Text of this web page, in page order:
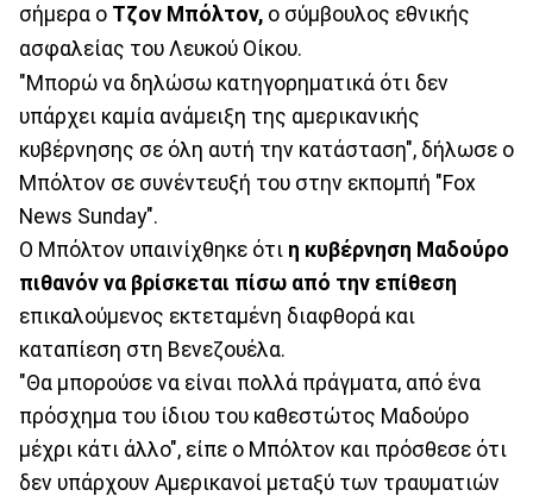
σήμερα ο Τζον Μπόλτον, ο σύμβουλος εθνικής
ασφαλείας του Λευκού Οίκου.
"Μπορώ να δηλώσω κατηγορηματικά ότι δεν
υπάρχει καμία ανάμειξη της αμερικανικής
κυβέρνησης σε όλη αυτή την κατάσταση", δήλωσε ο
Μπόλτον σε συνέντευξή του στην εκπομπή "Fox
News Sunday".
Ο Μπόλτον υπαινίχθηκε ότι η κυβέρνηση Μαδούρο
πιθανόν να βρίσκεται πίσω από την επίθεση
επικαλούμενος εκτεταμένη διαφθορά και
καταπίεση στη Βενεζουέλα.
"Θα μπορούσε να είναι πολλά πράγματα, από ένα
πρόσχημα του ίδιου του καθεστώτος Μαδούρο
μέχρι κάτι άλλο", είπε ο Μπόλτον και πρόσθεσε ότι
δεν υπάρχουν Αμερικανοί μεταξύ των τραυματιών